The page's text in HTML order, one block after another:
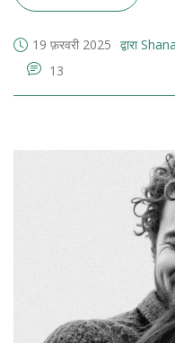
19 फ़रवरी 2025 द्वारा
13